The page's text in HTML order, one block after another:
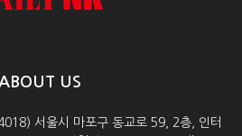
US
서울시 마포구 동교로 59, 2층, 인터